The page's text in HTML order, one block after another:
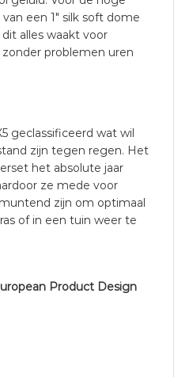
een 1″ silk soft dome
alles waakt voor
problemen uren
geclassificeerd wat wil
zijn tegen regen. Het
het absolute jaar
ze mede voor
zijn om optimaal
of in een tuin weer te
Product Design